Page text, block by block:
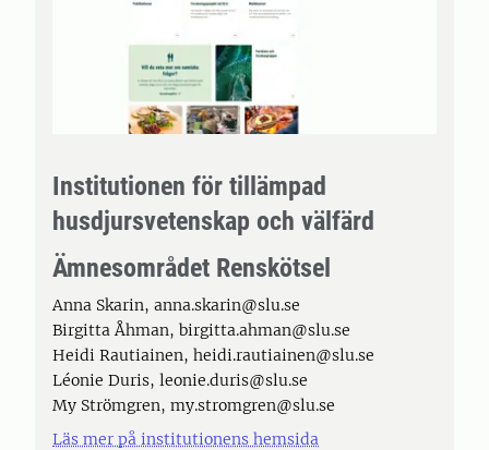
Institutionen för tillämpad
husdjursvetenskap och välfärd
Ämnesområdet Renskötsel
Anna Skarin, anna.skarin@slu.se
Birgitta Åhman, birgitta.ahman@slu.se
Heidi Rautiainen, heidi.rautiainen@slu.se
Léonie Duris, leonie.duris@slu.se
My Strömgren, my.stromgren@slu.se
Läs mer på institutionens hemsida